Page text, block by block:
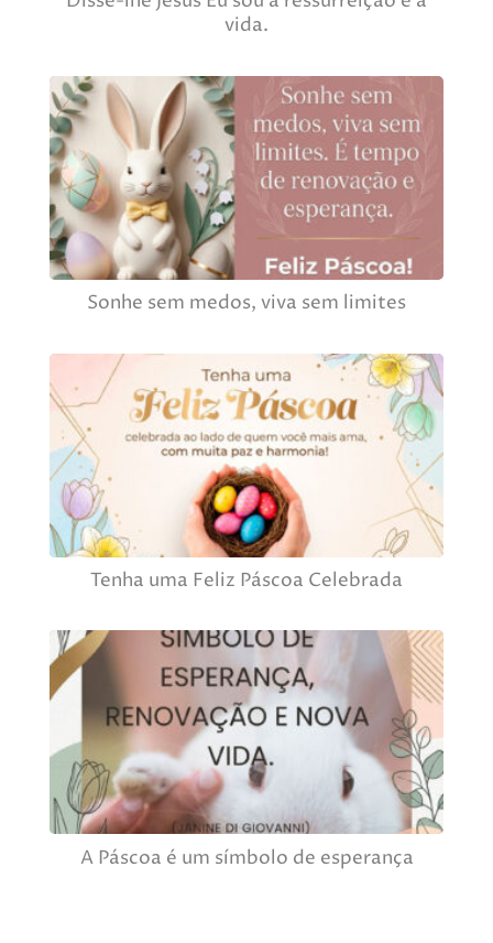
vida.
Sonhe sem medos, viva sem limites
Tenha uma Feliz Páscoa Celebrada
A Páscoa é um símbolo de esperança